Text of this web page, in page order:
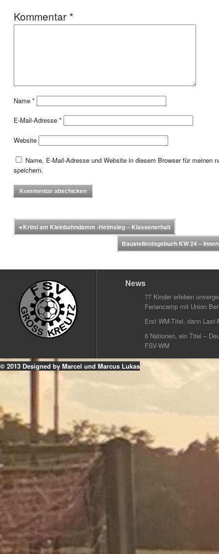
Kommentar *
Name *
E-Mail-Adresse *
Website
Name, E-Mail-Adresse und Website in diesem Browser für meinen
speichern.
◂Krimi am Kleinbahndamm -Heimsieg – Klassenerhalt
Baustellentagebuch KW 24 –
News
77 Kinder erleben
Feriencamp mit Union
Erst WM-Titel, dann
6 Nationen, ein Titel –
FSV-WM
© 2013 Designed by Marcel und Marcus Lukas